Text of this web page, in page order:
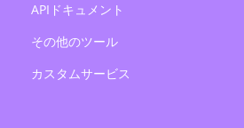
APIドキュメント
その他のツール
カスタムサービス